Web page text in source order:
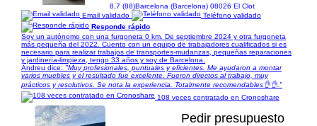
8,7 (88)Barcelona (Barcelona) 08026 El Clot
Email validado
Teléfono validado
Responde rápido
Soy un autónomo con una furgoneta 0 km. De septiembre 2024 y otra furgoneta
más pequeña del 2022. Cuento con un equipo de trabajadores cualificados si es
necesario para realizar trabajos de transportes-mudanzas, pequeñas reparaciones
y jardinería-limpieza, tengo 33 años y soy de Barcelona.
Andreu dice: "Muy profesionales, puntuales y eficientes. Me ayudaron a montar
varios muebles y el resultado fue excelente. Fueron directos al trabajo, muy
prácticos y resolutivos. Se nota la experiencia. Totalmente recomendables👌👌."
108 veces contratado en Cronoshare
Pedir presupuesto